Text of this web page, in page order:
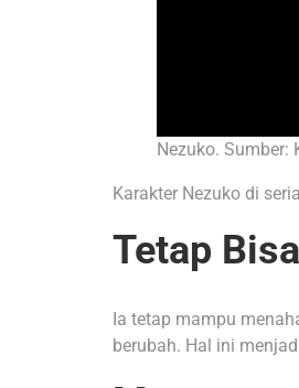
Nezuko. Sumber:
Karakter Nezuko di
Tetap
Ia tetap mampu
berubah. Hal ini